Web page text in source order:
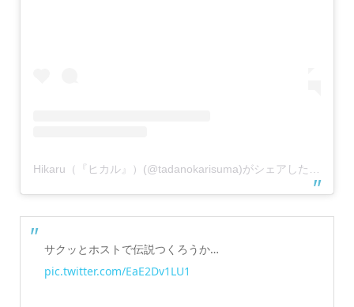
Hikaru（『ヒカル』）(@tadanokarisuma)がシェアした投稿
サクッとホストで伝説つくろうか…
pic.twitter.com/EaE2Dv1LU1